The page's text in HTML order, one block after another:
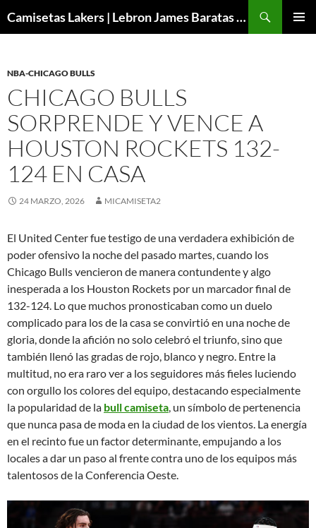
Camisetas Lakers | Lebron James Baratas 2024 – Micamisetanba
NBA-CHICAGO BULLS
CHICAGO BULLS
SORPRENDE Y VENCE A
HOUSTON ROCKETS 132-
124 EN CASA
24 MARZO, 2026 MICAMISETA2
El United Center fue testigo de una verdadera exhibición de
poder ofensivo la noche del pasado martes, cuando los
Chicago Bulls vencieron de manera contundente y algo
inesperada a los Houston Rockets por un marcador final de
132-124. Lo que muchos pronosticaban como un duelo
complicado para los de la casa se convirtió en una noche de
gloria, donde la afición no solo celebró el triunfo, sino que
también llenó las gradas de rojo, blanco y negro. Entre la
multitud, no era raro ver a los seguidores más fieles luciendo
con orgullo los colores del equipo, destacando especialmente
la popularidad de la bull camiseta, un símbolo de pertenencia
que nunca pasa de moda en la ciudad de los vientos. La energía
en el recinto fue un factor determinante, empujando a los
locales a dar un paso al frente contra uno de los equipos más
talentosos de la Conferencia Oeste.